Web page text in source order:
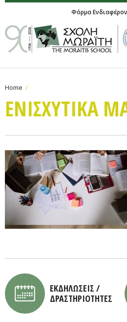
Φόρμα
Home
ΕΝΙΣΧΥΤΙΚA
ΕΚΔΗΛΩΣΕΙΣ /
ΔΡΑΣΤΗΡΙΟΤΗΤΕΣ